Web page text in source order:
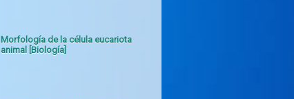
Morfología de la célula eucariota
animal [Biología]